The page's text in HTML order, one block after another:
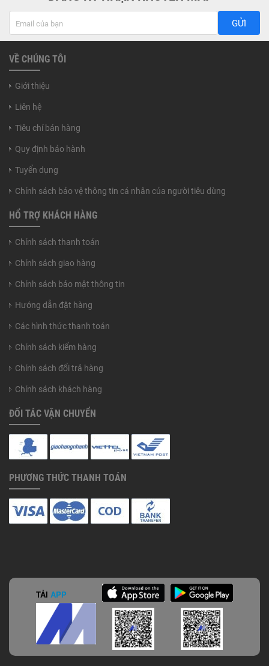
GỬI
VỀ CHÚNG TÔI
Giới thiệu
Liên hệ
Tiêu chí bán hàng
Quy định bảo hành
Tuyển dụng
Chính sách bảo vệ thông tin cá nhân của người tiêu dùng
HỔ TRỢ KHÁCH HÀNG
Chính sách thanh toán
Chính sách giao hàng
Chính sách bảo mật thông tin
Hướng dẫn đặt hàng
Các hình thức thanh toán
Chính sách kiểm hàng
Chính sách đổi trả hàng
Chính sách khách hàng
ĐỐI TÁC VẬN CHUYỂN
PHƯƠNG THỨC THANH TOÁN
TẢI APP